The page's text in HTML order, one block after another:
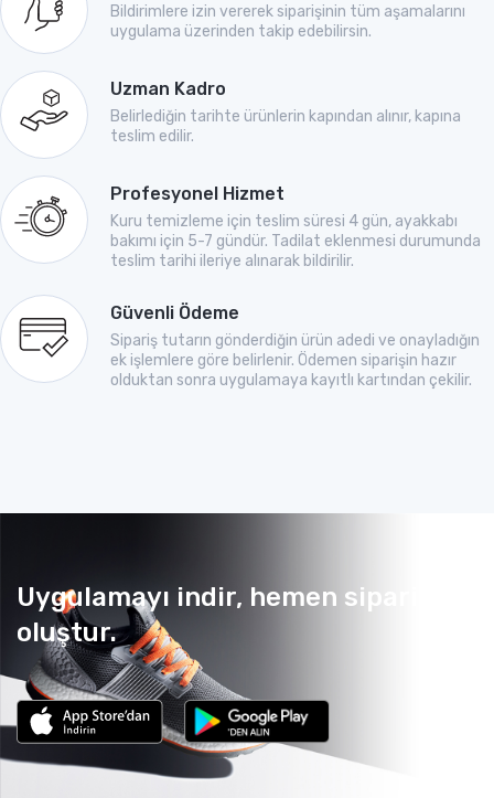
Bildirimlere izin vererek siparişinin tüm aşamalarını
uygulama üzerinden takip edebilirsin.
Uzman Kadro
Belirlediğin tarihte ürünlerin kapından alınır, kapına
teslim edilir.
Profesyonel Hizmet
Kuru temizleme için teslim süresi 4 gün, ayakkabı
bakımı için 5-7 gündür. Tadilat eklenmesi durumunda
teslim tarihi ileriye alınarak bildirilir.
Güvenli Ödeme
Sipariş tutarın gönderdiğin ürün adedi ve onayladığın
ek işlemlere göre belirlenir. Ödemen siparişin hazır
olduktan sonra uygulamaya kayıtlı kartından çekilir.
Uygulamayı indir, hemen sipariş
oluştur.